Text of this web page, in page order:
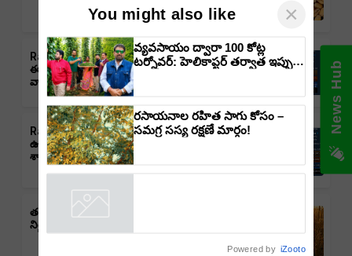
Rain Alert: తెలంగాణలో వర్షాలు,
ఈదురుగాలులు, తుఫాన్లు వచ్చే అవకాశం:
వాతావరణ శాఖ హెచ్చరిక
Rain Alert : ఆంధ్రప్రదేశ్‌లో వర్షాలు,
ఉరుములు, ఈదురుగాలుల ముప్పు: వాతావరణ
శాఖ హెచ్చరిక
తడిసిన ధాన్యానికీ భరోసా – తెలంగాణ ప్రభుత్వం
నిర్ణయం, రైతులకు ఊరట
News Hub
You might also like ×
వ్యవసాయం ద్వారా 100 కోట్ల
టర్నోవర్: హెలికాప్టర్ తర్వాత ఇప్పుడు
రసాయనాల రహిత సాగు కోసం –
సమగ్ర సస్య రక్షణే మార్గం!
Powered by iZooto